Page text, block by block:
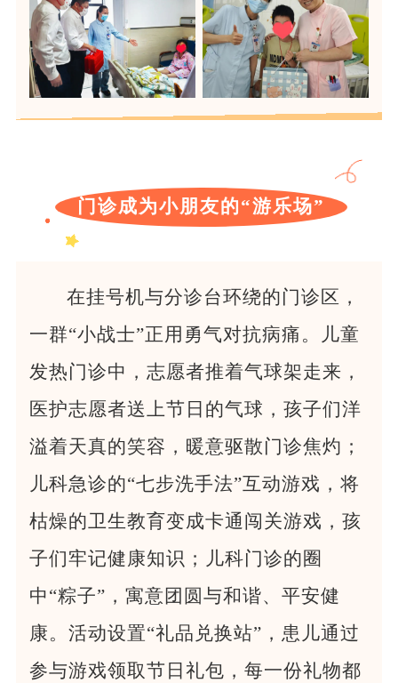
门诊成为小朋友的“游乐场”
在挂号机与分诊台环绕的门诊区，
一群“小战士”正用勇气对抗病痛。儿童
发热门诊中，志愿者推着气球架走来，
医护志愿者送上节日的气球，孩子们洋
溢着天真的笑容，暖意驱散门诊焦灼；
儿科急诊的“七步洗手法”互动游戏，将
枯燥的卫生教育变成卡通闯关游戏，孩
子们牢记健康知识；儿科门诊的圈
中“粽子”，寓意团圆与和谐、平安健
康。活动设置“礼品兑换站”，患儿通过
参与游戏领取节日礼包，每一份礼物都